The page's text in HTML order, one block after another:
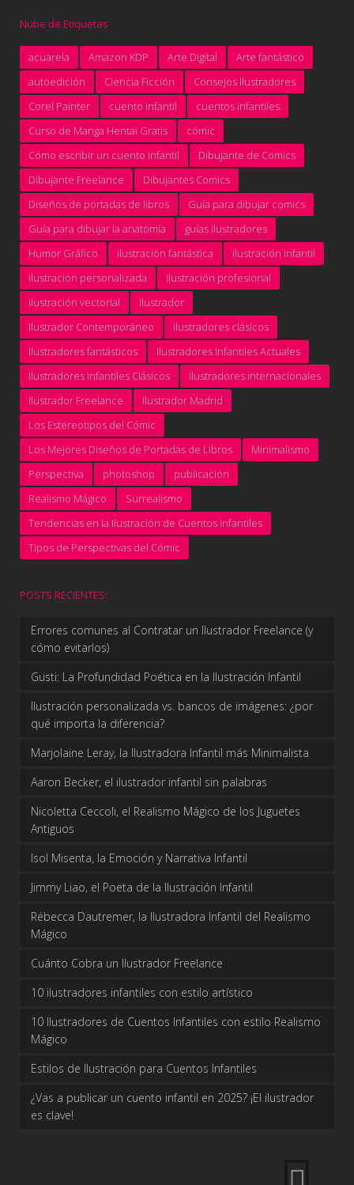
Nube de Etiquetas
acuarela Amazon KDP Arte Digital
Arte fantástico
autoedición
Ciencia Ficción
Consejos Ilustradores
Corel Painter
cuento infantil
cuentos infantiles
Curso de Manga Hentai Gratis
cómic
Cómo escribir un cuento infantil
Dibujante de Comics
Dibujante Freelance
Dibujantes Comics
Diseños de portadas de libros
Guía para dibujar comics
Guía para dibujar la anatomía
guías ilustradores
Humor Gráfico
ilustración fantástica
ilustración infantil
ilustración personalizada
ilustración profesional
ilustración vectorial
Ilustrador
Ilustrador Contemporáneo
ilustradores clásicos
Ilustradores fantásticos
Ilustradores Infantiles Actuales
Ilustradores Infantiles Clásicos
Ilustradores internacionales
Ilustrador Freelance
Ilustrador Madrid
Los Estereotipos del Cómic
Los Mejores Diseños de Portadas de Libros
Minimalismo
Perspectiva
photoshop
publicación
Realismo Mágico
Surrealismo
Tendencias en la Ilustración de Cuentos Infantiles
Tipos de Perspectivas del Cómic
POSTS RECIENTES:
Errores comunes al Contratar un Ilustrador Freelance (y
cómo evitarlos)
Gusti: La Profundidad Poética en la Ilustración Infantil
Ilustración personalizada vs. bancos de imágenes: ¿por
qué importa la diferencia?
Marjolaine Leray, la Ilustradora Infantil más Minimalista
Aaron Becker, el ilustrador infantil sin palabras
Nicoletta Ceccoli, el Realismo Mágico de los Juguetes
Antiguos
Isol Misenta, la Emoción y Narrativa Infantil
Jimmy Liao, el Poeta de la Ilustración Infantil
Rébecca Dautremer, la Ilustradora Infantil del Realismo
Mágico
Cuánto Cobra un Ilustrador Freelance
10 ilustradores infantiles con estilo artístico
10 Ilustradores de Cuentos Infantiles con estilo Realismo
Mágico
Estilos de Ilustración para Cuentos Infantiles
¿Vas a publicar un cuento infantil en 2025? ¡El ilustrador
es clave!